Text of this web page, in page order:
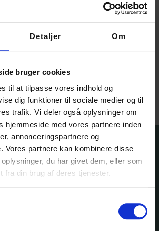
Detaljer Om
bruger cookies
til at tilpasse vores indhold og
dig funktioner til sociale medier og til
trafik. Vi deler også oplysninger om
hjemmeside med vores partnere inden
annonceringspartnere og
Vores partnere kan kombinere disse
du har givet dem, eller som
fra din brug af deres tjenester.